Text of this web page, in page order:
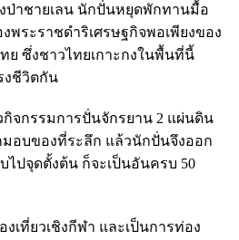
ป่าชายเลน นักปั่นหยุดพักทานมื้อ
พระราชดำริเศรษฐกิจพอเพียงของ
ย ซึ่งชาวไทยเกาะกงในพื้นที่นี้
งชีวิตกัน
จกรรมการปั่นจักรยาน 2 แผ่นดิน
อบของที่ระลึก แล้วนักปั่นจึงออก
ไปจุดตั้งต้น ก็จะเป็นอันครบ 50
เที่ยวเชิงกีฬา และเป็นการท่อง